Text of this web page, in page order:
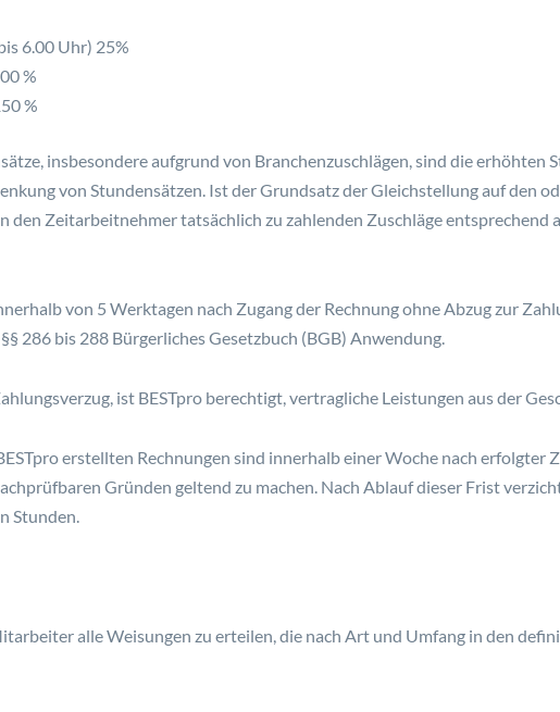
6.00 Uhr) 25%
%
%
insbesondere aufgrund von Branchenzuschlägen, sind die erhöhten
von Stundensätzen. Ist der Grundsatz der Gleichstellung auf den
den Zeitarbeitnehmer tatsächlich zu zahlenden Zuschläge entsprechend
von 5 Werktagen nach Zugang der Rechnung ohne Abzug zur
286 bis 288 Bürgerliches Gesetzbuch (BGB) Anwendung.
ist BESTpro berechtigt, vertragliche Leistungen aus der
erstellten Rechnungen sind innerhalb einer Woche nach
Gründen geltend zu machen. Nach Ablauf dieser Frist
Stunden.
alle Weisungen zu erteilen, die nach Art und Umfang in den